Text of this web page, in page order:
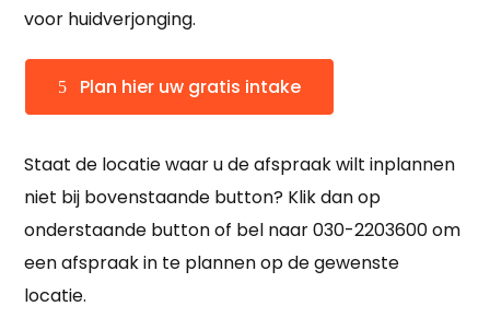
voor huidverjonging.
Plan hier uw gratis intake
Staat de locatie waar u de afspraak wilt inplannen
niet bij bovenstaande button? Klik dan op
onderstaande button of bel naar 030-2203600 om
een afspraak in te plannen op de gewenste
locatie.